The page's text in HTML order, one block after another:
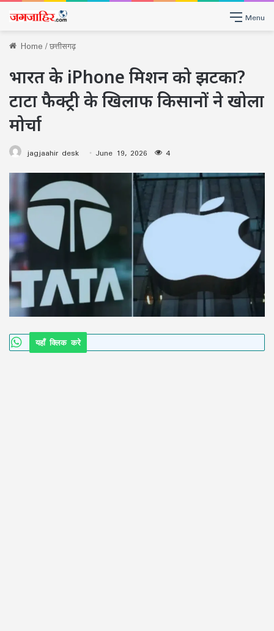
Menu
Home/छत्तीसगढ़
भारत के iPhone मिशन को झटका?
टाटा फैक्ट्री के खिलाफ किसानों ने खोला
मोर्चा
jagjaahir desk June 19, 2026 4
यहाँ क्लिक करे